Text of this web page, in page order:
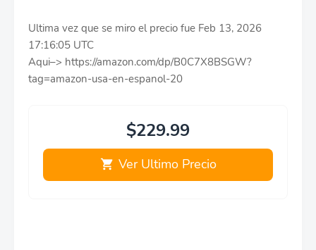
Ultima vez que se miro el precio fue Feb 13, 2026
17:16:05 UTC
Aqui–> https://amazon.com/dp/B0C7X8BSGW?
tag=amazon-usa-en-espanol-20
$229.99
Ver Ultimo Precio